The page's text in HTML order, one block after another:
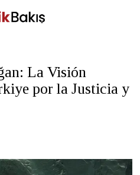
La Visión
por la Justicia y